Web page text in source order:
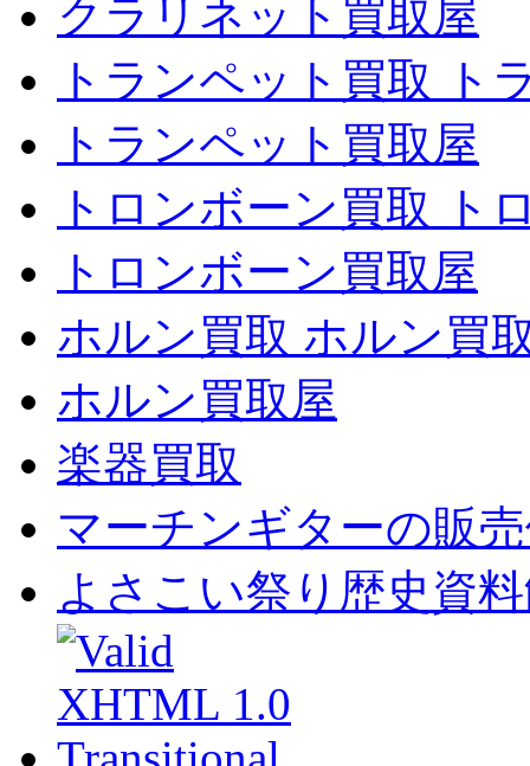
クラリネット買取屋
トランペット買取 ト
トランペット買取屋
トロンボーン買取 ト
トロンボーン買取屋
ホルン買取 ホルン買
ホルン買取屋
楽器買取
マーチンギターの販
よさこい祭り歴史資